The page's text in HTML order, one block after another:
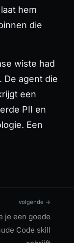
hem
die
wiste had
De agent die
een
PII en
Een
volgende →
je een goede
Code skill